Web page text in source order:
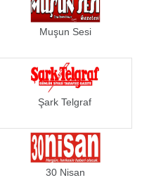
Muşun Sesi
Şark Telgraf
30 Nisan